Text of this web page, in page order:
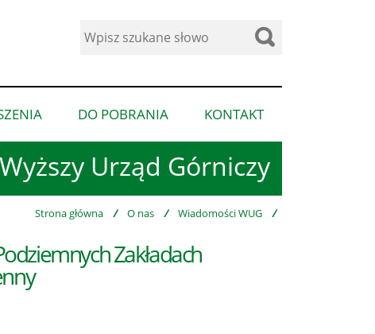
Wyższy Urząd Górniczy
Wyszukaj
pokaż
podmenu
dla
“Ogłoszenia”
DO POBRANIA
pokaż
podmenu
dla
pobrania”
KONTAKT
podmenu
Strona główna / O nas / Wiadomości WUG /
Zakładach